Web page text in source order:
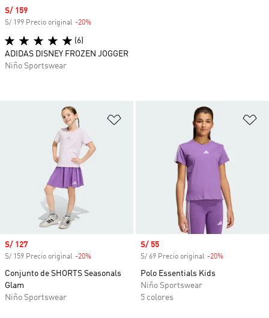
Añadir a la lista de deseos
Precio de venta
S/ 127
S/ 159 Precio original -20%
Conjunto de SHORTS Seasonals
Glam
Niño Sportswear
Precio de venta
S/ 55
S/ 69 Precio original -20%
Polo Essentials Kids
Niño Sportswear
5 colores
Precio de venta
S/ 159
S/ 199 Precio original -20%
(6)
ADIDAS DISNEY FROZEN JOGGER
Niño Sportswear